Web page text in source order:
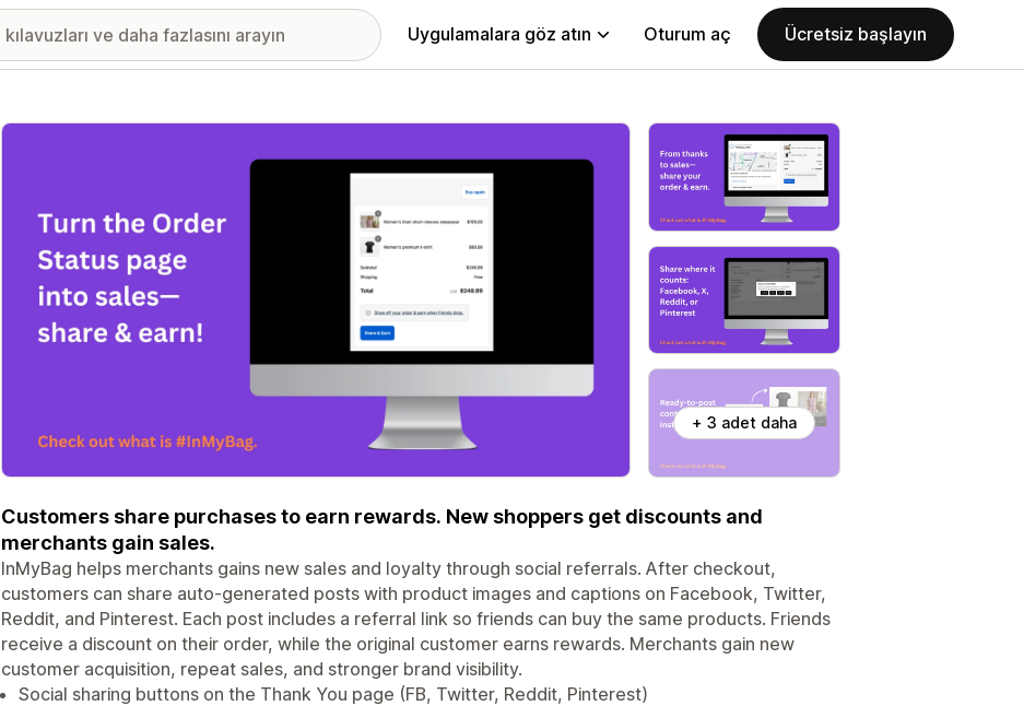
Uygulamalara göz atın Oturum aç Ücretsiz başlayın
Öne çıkan görsel galerisi
+ 3 adet daha
Customers share purchases to earn rewards. New shoppers get discounts and
merchants gain sales.
InMyBag helps merchants gains new sales and loyalty through social referrals. After checkout,
customers can share auto-generated posts with product images and captions on Facebook, Twitter,
Reddit, and Pinterest. Each post includes a referral link so friends can buy the same products. Friends
receive a discount on their order, while the original customer earns rewards. Merchants gain new
customer acquisition, repeat sales, and stronger brand visibility.
Social sharing buttons on the Thank You page (FB, Twitter, Reddit, Pinterest)